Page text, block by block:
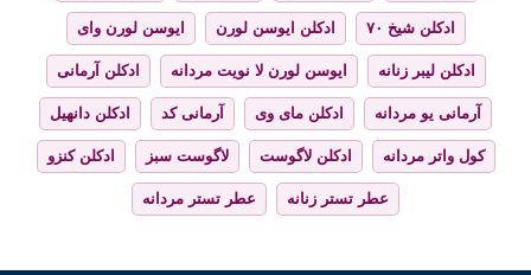
ادکلن شیخ ۷۰ ادکلن ایوسن لورن ایوسن لورن وای
ادکلن لیبر زنانه ایوسن لورن لا نویت مردانه ادکلن آرمانی
آرمانی یو مردانه ادکلن مای وی آرمانی کد ادکلن دانهیل
کول واتر مردانه ادکلن لاگوست لاگوست سبز ادکلن کنزو
عطر تستر زنانه عطر تستر مردانه